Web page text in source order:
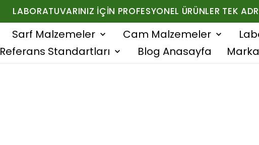
LABORATUVARINIZ İÇIN PROFESYONEL ÜRÜNLER TEK
Sarf Malzemeler Cam Malzemeler
Referans Standartları
Blog Anasayfa